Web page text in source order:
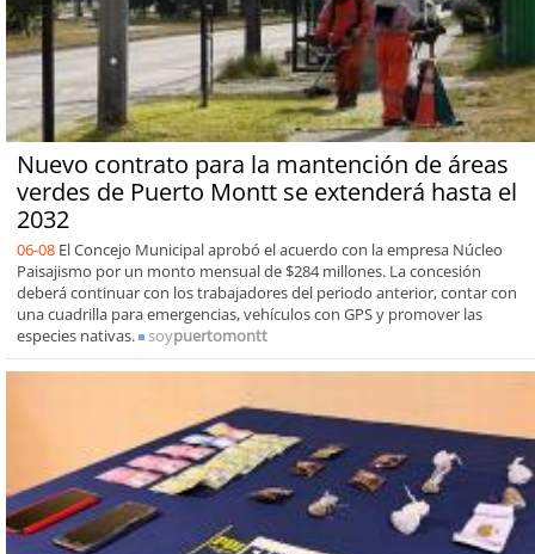
Nuevo contrato para la mantención de áreas
verdes de Puerto Montt se extenderá hasta el
2032
06-08 El Concejo Municipal aprobó el acuerdo con la empresa Núcleo
Paisajismo por un monto mensual de $284 millones. La concesión
deberá continuar con los trabajadores del periodo anterior, contar con
una cuadrilla para emergencias, vehículos con GPS y promover las
especies nativas.
soypuertomontt